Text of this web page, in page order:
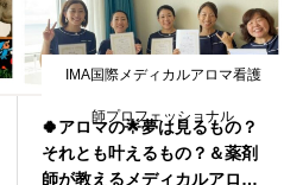
IMA国際メディカルアロマ看護
師プロフェッショナル
🍀アロマの🌟夢は見るもの？
それとも叶えるもの？＆薬剤
師が教えるメディカルアロマ